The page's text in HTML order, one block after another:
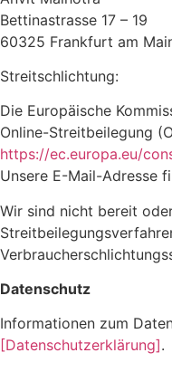
Bettinastrasse 17 – 19
60325 Frankfurt am
Streitschlichtung:
Die Europäische
Online-Streitbeilegung
https://ec.europa.eu/
Unsere E-Mail-Adresse
Wir sind nicht bereit
Datenschutz
Informationen zum
[Datenschutzerklärung].